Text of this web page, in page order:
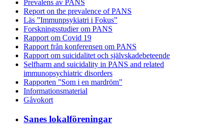
Prevalens av PANS
Report on the prevalence of PANS
Läs ”Immunpsykiatri i Fokus”
Forskningsstudier om PANS
Rapport om Covid 19
Rapport från konferensen om PANS
Rapport om suicidalitet och självskadebeteende
Selfharm and suicidality in PANS and related
immunopsychiatric disorders
Rapporten ”Som i en mardröm”
Informationsmaterial
Gåvokort
Sanes lokalföreningar